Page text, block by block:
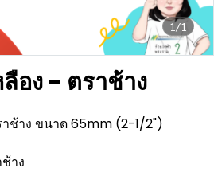
1/1
อง - ตราช้าง
ช้าง ขนาด 65mm (2-1/2")
าง